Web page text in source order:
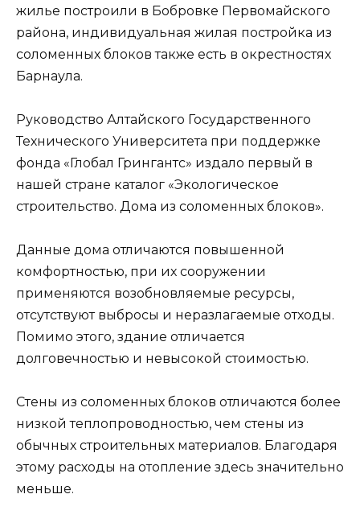
жилье построили в Бобровке Первомайского
района, индивидуальная жилая постройка из
соломенных блоков также есть в окрестностях
Барнаула.
Руководство Алтайского Государственного
Технического Университета при поддержке
фонда «Глобал Грингантс» издало первый в
нашей стране каталог «Экологическое
строительство. Дома из соломенных блоков».
Данные дома отличаются повышенной
комфортностью, при их сооружении
применяются возобновляемые ресурсы,
отсутствуют выбросы и неразлагаемые отходы.
Помимо этого, здание отличается
долговечностью и невысокой стоимостью.
Стены из соломенных блоков отличаются более
низкой теплопроводностью, чем стены из
обычных строительных материалов. Благодаря
этому расходы на отопление здесь значительно
меньше.